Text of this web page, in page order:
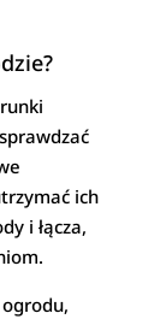
ich
i łącza,